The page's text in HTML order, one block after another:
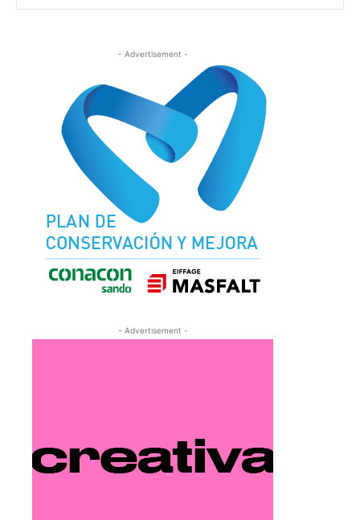
- Advertisement -
- Advertisement -